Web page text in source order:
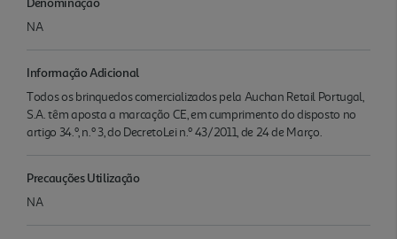
NA
Informação Adicional
Todos os brinquedos comercializados pela Auchan Retail Portugal,
S.A. têm aposta a marcação CE, em cumprimento do disposto no
artigo 34.º, n.º 3, do DecretoLei n.º 43/2011, de 24 de Março.
Precauções Utilização
NA